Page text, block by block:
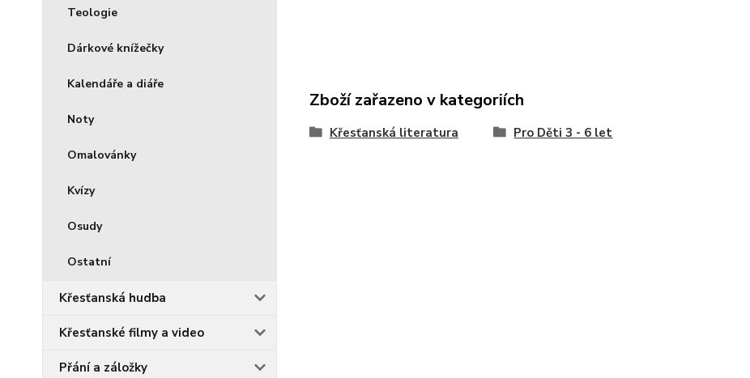
Teologie
Dárkové knížečky
Kalendáře a diáře
Noty
Omalovánky
Kvízy
Osudy
Ostatní
Křesťanská hudba
Křesťanské filmy a video
Přání a záložky
Zboží zařazeno v kategoriích
Křesťanská literatura Pro Děti 3 - 6 let